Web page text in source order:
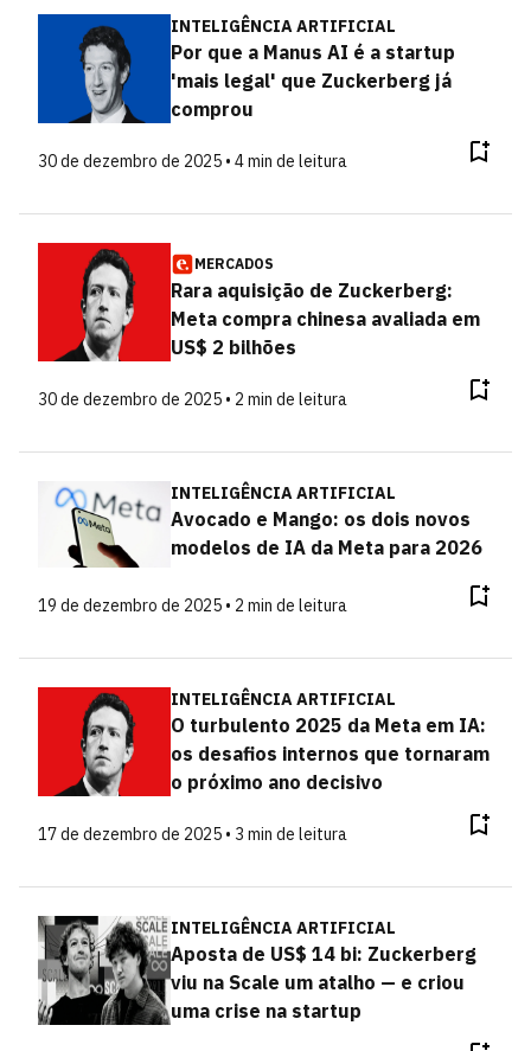
INTELIGÊNCIA ARTIFICIAL
Por que a Manus AI é a startup
'mais legal' que Zuckerberg já
comprou
30 de dezembro de 2025 • 4 min de leitura
MERCADOS
Rara aquisição de Zuckerberg:
Meta compra chinesa avaliada em
US$ 2 bilhões
30 de dezembro de 2025 • 2 min de leitura
INTELIGÊNCIA ARTIFICIAL
Avocado e Mango: os dois novos
modelos de IA da Meta para 2026
19 de dezembro de 2025 • 2 min de leitura
INTELIGÊNCIA ARTIFICIAL
O turbulento 2025 da Meta em IA:
os desafios internos que tornaram
o próximo ano decisivo
17 de dezembro de 2025 • 3 min de leitura
INTELIGÊNCIA ARTIFICIAL
Aposta de US$ 14 bi: Zuckerberg
viu na Scale um atalho — e criou
uma crise na startup